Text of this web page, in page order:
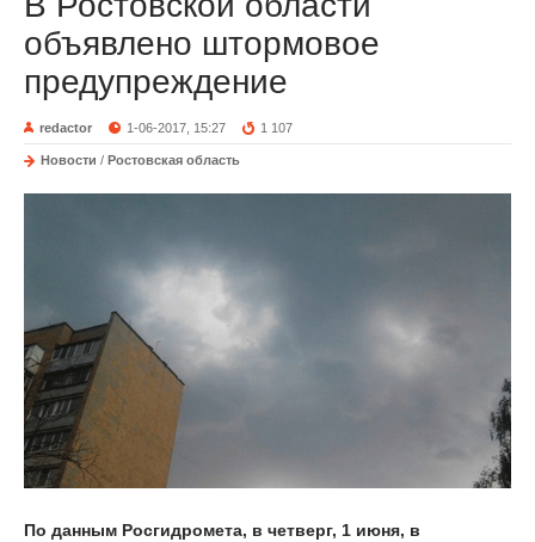
объявлено штормовое
предупреждение
redactor 1-06-2017, 15:27 1 107
Новости / Ростовская область
По данным Росгидромета, в четверг, 1 июня, в